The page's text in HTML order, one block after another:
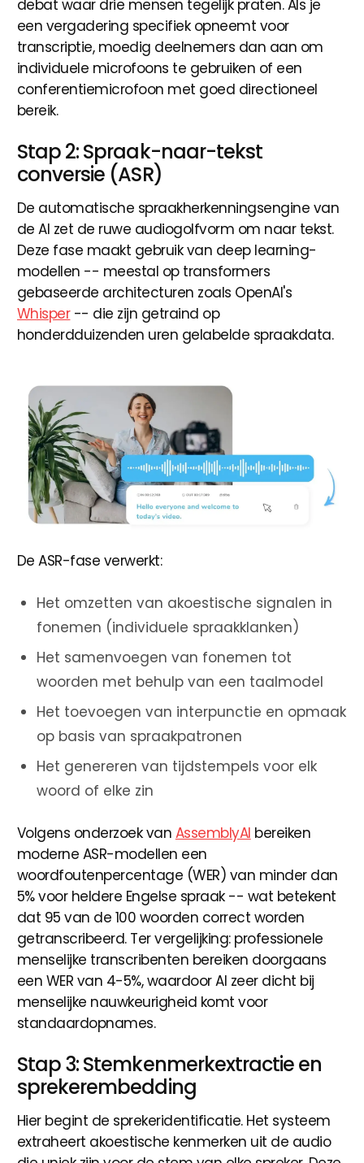
debat waar drie mensen tegelijk praten. Als je
een vergadering specifiek opneemt voor
transcriptie, moedig deelnemers dan aan om
individuele microfoons te gebruiken of een
conferentiemicrofoon met goed directioneel
bereik.
Stap 2: Spraak-naar-tekst
conversie (ASR)
De automatische spraakherkenningsengine van
de AI zet de ruwe audiogolfvorm om naar tekst.
Deze fase maakt gebruik van deep learning-
modellen -- meestal op transformers
gebaseerde architecturen zoals OpenAI's
Whisper-- die zijn getraind op
honderdduizenden uren gelabelde spraakdata.
De ASR-fase verwerkt:
Het omzetten van akoestische signalen in
fonemen (individuele spraakklanken)
Het samenvoegen van fonemen tot
woorden met behulp van een taalmodel
Het toevoegen van interpunctie en opmaak
op basis van spraakpatronen
Het genereren van tijdstempels voor elk
woord of elke zin
Volgens onderzoek van AssemblyAI bereiken
moderne ASR-modellen een
woordfoutenpercentage (WER) van minder dan
5% voor heldere Engelse spraak -- wat betekent
dat 95 van de 100 woorden correct worden
getranscribeerd. Ter vergelijking: professionele
menselijke transcribenten bereiken doorgaans
een WER van 4-5%, waardoor AI zeer dicht bij
menselijke nauwkeurigheid komt voor
standaardopnames.
Stap 3: Stemkenmerkextractie en
sprekerembedding
Hier begint de sprekeridentificatie. Het systeem
extraheert akoestische kenmerken uit de audio